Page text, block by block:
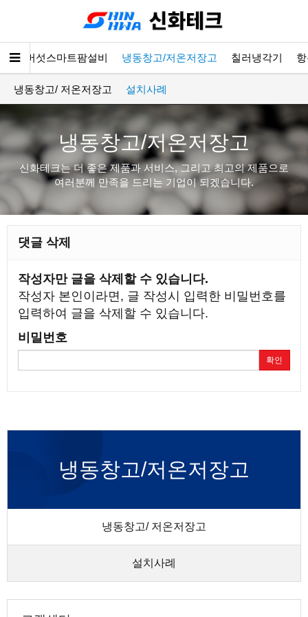
버섯스마트팜설비 냉동창고/저온저장고 칠러냉각기
냉동창고/ 저온저장고 설치사례
냉동창고/저온저장고
신화테크는 더 좋은 제품과 서비스, 그리고 최고의 제품으로
여러분께 만족을 드리는 기업이 되겠습니다.
댓글 삭제
작성자만 글을 삭제할 수 있습니다.
작성자 본인이라면, 글 작성시 입력한 비밀번호를
입력하여 글을 삭제할 수 있습니다.
비밀번호
확인
냉동창고/저온저장고
냉동창고/ 저온저장고
설치사례